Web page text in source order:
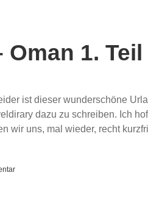
1. Teil
ist dieser wunderschöne
dazu zu schreiben. Ich
wir uns, mal wieder, recht